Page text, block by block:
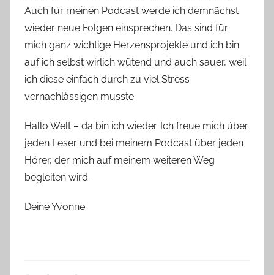
Auch für meinen Podcast werde ich demnächst
wieder neue Folgen einsprechen. Das sind für
mich ganz wichtige Herzensprojekte und ich bin
auf ich selbst wirlich wütend und auch sauer, weil
ich diese einfach durch zu viel Stress
vernachlässigen musste.
Hallo Welt – da bin ich wieder. Ich freue mich über
jeden Leser und bei meinem Podcast über jeden
Hörer, der mich auf meinem weiteren Weg
begleiten wird.
Deine Yvonne